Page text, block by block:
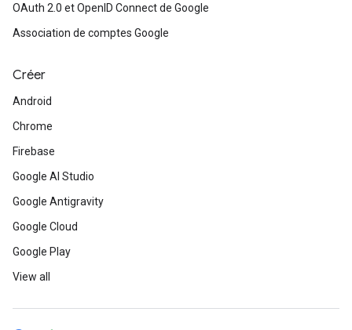
OAuth 2.0 et OpenID Connect de Google
Association de comptes Google
Créer
Android
Chrome
Firebase
Google AI Studio
Google Antigravity
Google Cloud
Google Play
View all